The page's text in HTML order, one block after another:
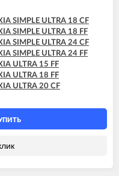
ULTRA SYSTEM 30 FF
ULTRA SYSTEM 35 FF
SIMPLE ULTRA 18 CF
SIMPLE ULTRA 18 FF
SIMPLE ULTRA 24 CF
SIMPLE ULTRA 24 FF
ULTRA 15 FF
ULTRA 18 FF
ULTRA 20 CF
ULTRA 20 FF
ULTRA 24 CF
ULTRA 24 FF
ULTRA 24 FF
ULTRA 25 FF